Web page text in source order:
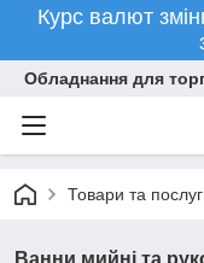
Курс валют
Обладнання для
Товари та
Ванни мийні та